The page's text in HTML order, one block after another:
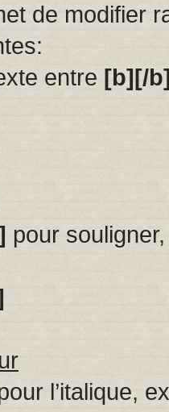
de modifier
entre [b][/
pour
l’italique,